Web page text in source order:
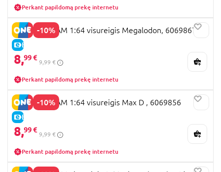
Perkant papildomą prekę internetu
-10%
E-KAINA
MONSTER JAM 1:64 visureigis Megalodon, 6069867
8,99 €
9,99 €
Perkant papildomą prekę internetu
-10%
E-KAINA
MONSTER JAM 1:64 visureigis Max D , 6069856
8,99 €
9,99 €
Perkant papildomą prekę internetu